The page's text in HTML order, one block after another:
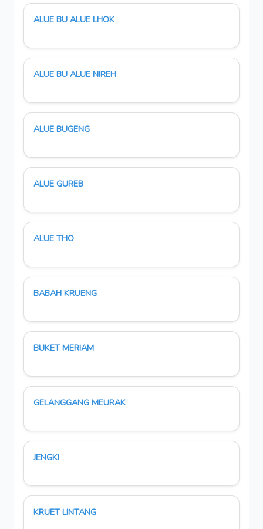
ALUE BU ALUE LHOK
ALUE BU ALUE NIREH
ALUE BUGENG
ALUE GUREB
ALUE THO
BABAH KRUENG
BUKET MERIAM
GELANGGANG MEURAK
JENGKI
KRUET LINTANG